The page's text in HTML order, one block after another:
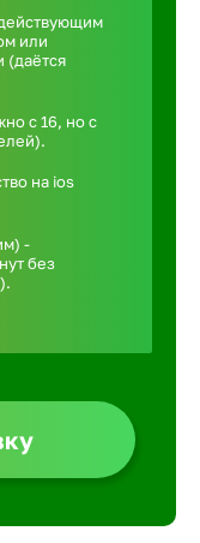
или
(даётся
с 16, но с
на ios
-
без